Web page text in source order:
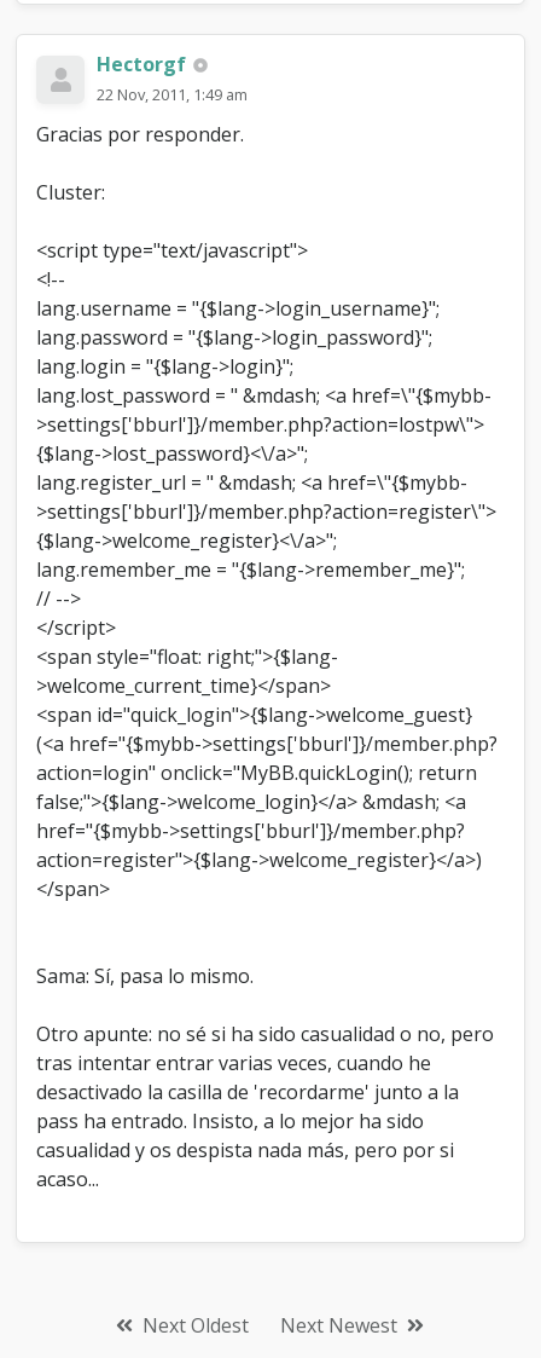
Hectorgf
22 Nov, 2011, 1:49 am
Gracias por responder.
Cluster:
<script type="text/javascript">
<!--
lang.username = "{$lang->login_username}";
lang.password = "{$lang->login_password}";
lang.login = "{$lang->login}";
lang.lost_password = " &mdash; <a href=\"{$mybb-
>settings['bburl']}/member.php?action=lostpw\">
{$lang->lost_password}<\/a>";
lang.register_url = " &mdash; <a href=\"{$mybb-
>settings['bburl']}/member.php?action=register\">
{$lang->welcome_register}<\/a>";
lang.remember_me = "{$lang->remember_me}";
// -->
</script>
<span style="float: right;">{$lang-
>welcome_current_time}</span>
<span id="quick_login">{$lang->welcome_guest}
(<a href="{$mybb->settings['bburl']}/member.php?
action=login" onclick="MyBB.quickLogin(); return
false;">{$lang->welcome_login}</a> &mdash; <a
href="{$mybb->settings['bburl']}/member.php?
action=register">{$lang->welcome_register}</a>)
</span>
Sama: Sí, pasa lo mismo.
Otro apunte: no sé si ha sido casualidad o no, pero
tras intentar entrar varias veces, cuando he
desactivado la casilla de 'recordarme' junto a la
pass ha entrado. Insisto, a lo mejor ha sido
casualidad y os despista nada más, pero por si
acaso...
Next Oldest Next Newest